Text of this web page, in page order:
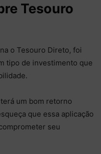
Tesouro
o Tesouro Direto, foi
tipo de investimento que
um bom retorno
que essa aplicação
seu